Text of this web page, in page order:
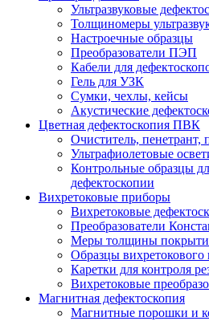
Ультразвуковые
Толщиномеры
Настроечные образцы
Преобразователи ПЭП
Кабели для
Гель для УЗК
Сумки, чехлы, кейсы
Акустические
Цветная дефектоскопия ПВК
Очиститель, пенетрант,
Ультрафиолетовые
Контрольные образцы
дефектоскопии
Вихретоковые приборы
Вихретоковые
Преобразователи
Меры толщины
Образцы вихретокового
Каретки для контроля
Вихретоковые
Магнитная дефектоскопия
Магнитные порошки и